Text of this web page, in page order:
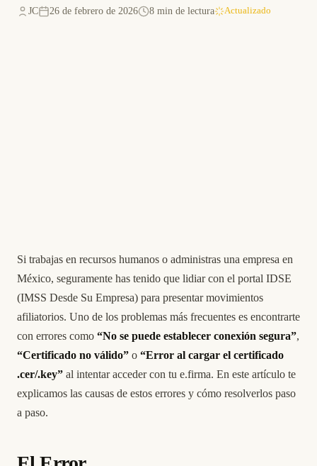
JC 26 de febrero de 2026 8 min de lectura Actualizado
Si trabajas en recursos humanos o administras una empresa en
México, seguramente has tenido que lidiar con el portal IDSE
(IMSS Desde Su Empresa) para presentar movimientos
afiliatorios. Uno de los problemas más frecuentes es encontrarte
con errores como “No se puede establecer conexión segura”,
“Certificado no válido” o “Error al cargar el certificado
.cer/.key” al intentar acceder con tu e.firma. En este artículo te
explicamos las causas de estos errores y cómo resolverlos paso
a paso.